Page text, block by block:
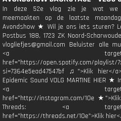
In deze 52e vlog zie je wat we
meemaakten op de laatste
Avondshow ★ Wil je ons iets sturen?
Postbus 188, 1723 ZK Noord-
vlogliefjes@gmail.com Beluister alle
<a
href="https://open.spotify.com/playlist/
si=7364e5ead47547bf ♫">Klik hier</
Epidemic Sound VOLG MARTINE HIER ★
<a
href="http://instagram.com/10e
Threads: <a
href="https://threads.net/10e">Klik